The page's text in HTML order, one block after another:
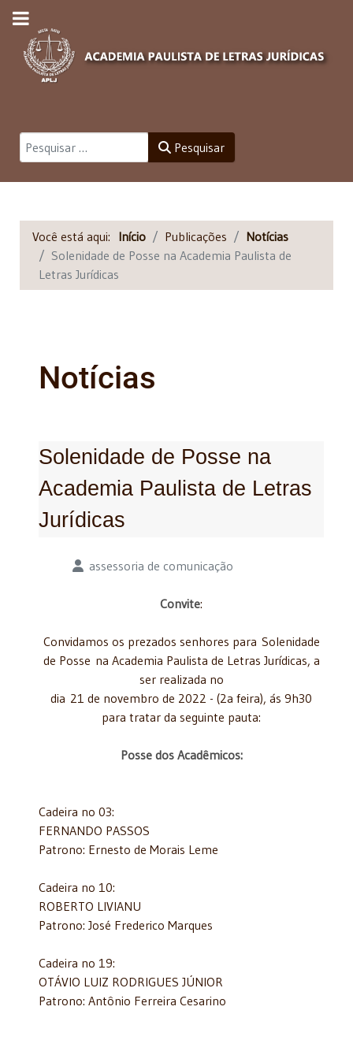
Pesquisar Pesquisar
Você está aqui: Início Publicações
Notícias
Solenidade de Posse na Academia Paulista de
Letras Jurídicas
Notícias
Solenidade de Posse na
Academia Paulista de Letras
Jurídicas
Detalhes assessoria de comunicação
Convite:
Convidamos os prezados senhores para Solenidade
de Posse na Academia Paulista de Letras Jurídicas, a
ser realizada no
dia 21 de novembro de 2022 - (2a feira), ás 9h30
para tratar da seguinte pauta:
Posse dos Acadêmicos:
Cadeira no 03:
FERNANDO PASSOS
Patrono: Ernesto de Morais Leme
Cadeira no 10:
ROBERTO LIVIANU
Patrono: José Frederico Marques
Cadeira no 19:
OTÁVIO LUIZ RODRIGUES JÚNIOR
Patrono: Antônio Ferreira Cesarino